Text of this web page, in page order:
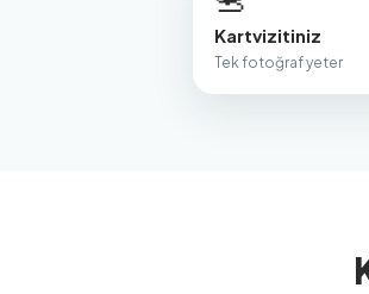
Kartvizitiniz
Tek fotoğraf yeter